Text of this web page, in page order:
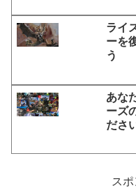
ライ
ーを
う
あな
ーズ
ださ
ス